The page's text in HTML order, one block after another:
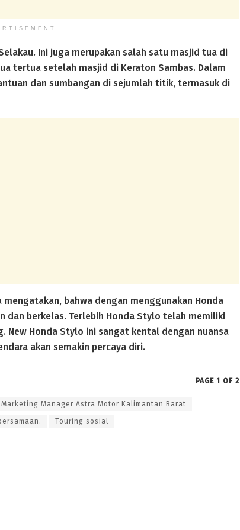
Ini juga merupakan salah satu masjid tua di
tertua setelah masjid di Keraton Sambas. Dalam
dan sumbangan di sejumlah titik, termasuk di
bahwa dengan menggunakan Honda
dan berkelas. Terlebih Honda Stylo telah memiliki
New Honda Stylo ini sangat kental dengan nuansa
akan semakin percaya diri.
PAGE 1 OF 2
Manager Astra Motor Kalimantan Barat
Touring sosial